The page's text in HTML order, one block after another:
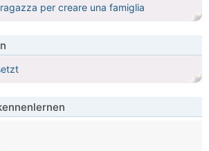
per creare una famiglia